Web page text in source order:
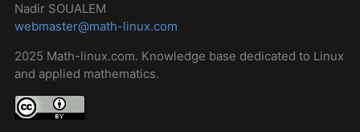
Nadir SOUALEM
webmaster@math-linux.com
2025 Math-linux.com. Knowledge base dedicated to Linux
and applied mathematics.